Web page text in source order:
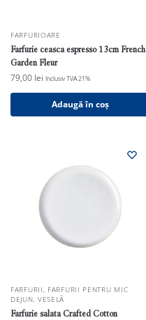
FARFURIOARE
Farfurie ceasca espresso 13cm French
Garden Fleur
79,00 lei Inclusiv TVA 21%
Adaugă în coș
FARFURII, FARFURII PENTRU MIC
DEJUN, VESELĂ
Farfurie salata Crafted Cotton